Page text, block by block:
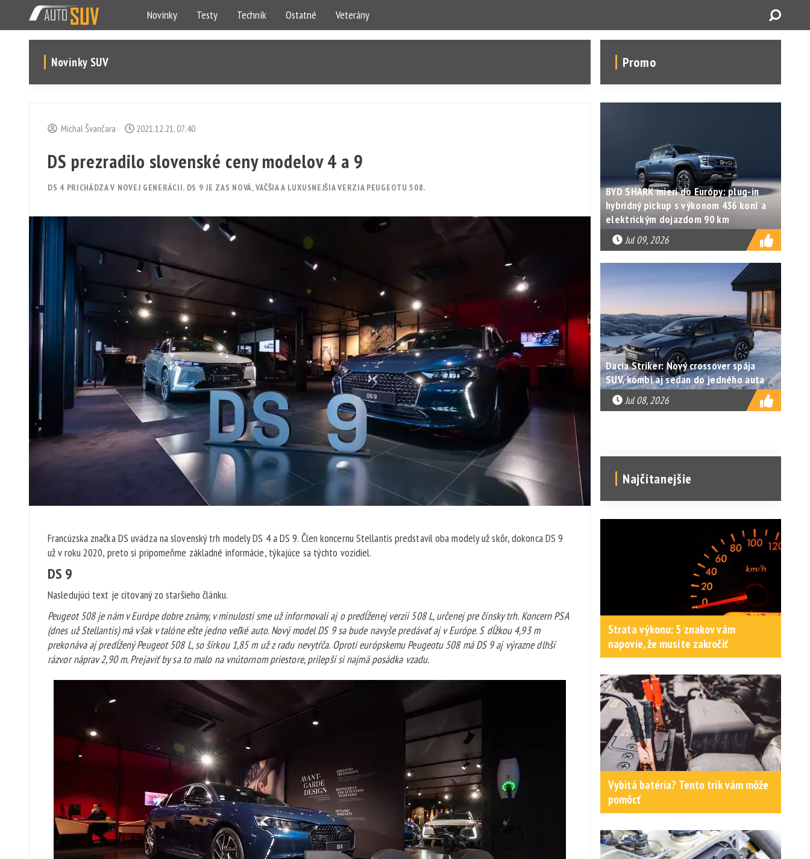
Novinky Testy Technik Ostatné Veterány
Novinky SUV
Michal Švančara 2021.12.21, 07:40
DS prezradilo slovenské ceny modelov 4 a 9
DS 4 PRICHÁDZA V NOVEJ GENERÁCII. DS 9 JE ZAS NOVÁ, VÄČŠIA A LUXUSNEJŠIA VERZIA PEUGEOTU 508.
Francúzska značka DS uvádza na slovenský trh modely DS 4 a DS 9. Člen koncernu Stellantis predstavil oba modely už skôr, dokonca DS 9
už v roku 2020, preto si pripomeňme základné informácie, týkajúce sa týchto vozidiel.
DS 9
Nasledujúci text je citovaný zo staršieho článku.
Peugeot 508 je nám v Európe dobre známy, v minulosti sme už informovali aj o predĺženej verzii 508 L, určenej pre čínsky trh. Koncern PSA
(dnes už Stellantis) má však v talóne ešte jedno veľké auto. Nový model DS 9 sa bude navyše predávať aj v Európe. S dĺžkou 4,93 m
prekonáva aj predĺžený Peugeot 508 L, so šírkou 1,85 m už z radu nevytŕča. Oproti európskemu Peugeotu 508 má DS 9 aj výrazne dlhší
rázvor náprav 2,90 m. Prejaviť by sa to malo na vnútornom priestore, prilepší si najmä posádka vzadu.
Promo
BYD SHARK mieri do Európy: plug-in
hybridný pickup s výkonom 436 koní a
elektrickým dojazdom 90 km
Jul 09, 2026
Dacia Striker: Nový crossover spája
SUV, kombi aj sedan do jedného auta
Jul 08, 2026
Najčítanejšie
Strata výkonu: 5 znakov vám
napovie, že musíte zakročiť
Vybitá batéria? Tento trik vám môže
pomôcť